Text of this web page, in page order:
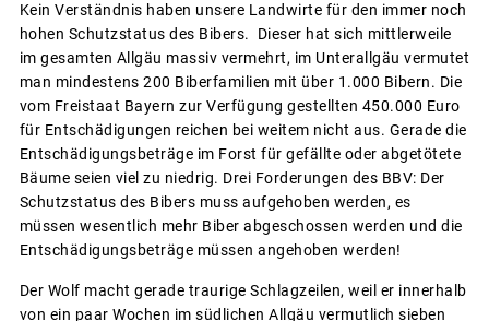
Kein Verständnis haben unsere Landwirte für den immer noch
hohen Schutzstatus des Bibers. Dieser hat sich mittlerweile
im gesamten Allgäu massiv vermehrt, im Unterallgäu vermutet
man mindestens 200 Biberfamilien mit über 1.000 Bibern. Die
vom Freistaat Bayern zur Verfügung gestellten 450.000 Euro
für Entschädigungen reichen bei weitem nicht aus. Gerade die
Entschädigungsbeträge im Forst für gefällte oder abgetötete
Bäume seien viel zu niedrig. Drei Forderungen des BBV: Der
Schutzstatus des Bibers muss aufgehoben werden, es
müssen wesentlich mehr Biber abgeschossen werden und die
Entschädigungsbeträge müssen angehoben werden!
Der Wolf macht gerade traurige Schlagzeilen, weil er innerhalb
von ein paar Wochen im südlichen Allgäu vermutlich sieben